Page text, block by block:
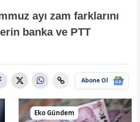
ayı zam farklarını
banka ve PTT
Abone Ol
Eko Gündem